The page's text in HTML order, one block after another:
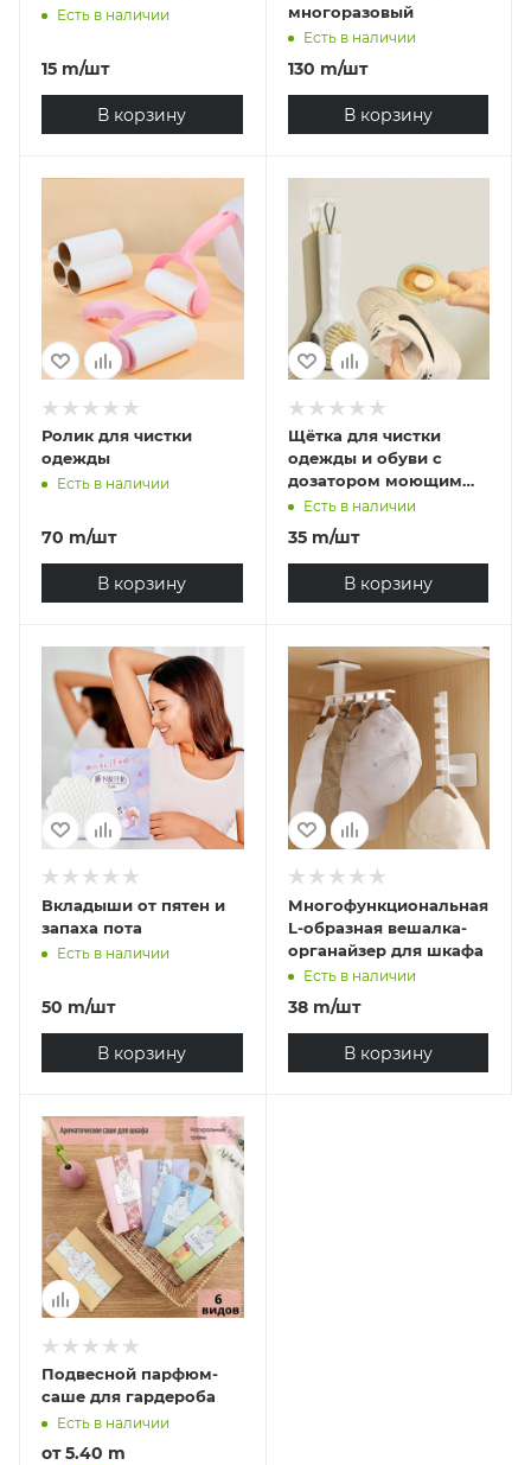
Есть в наличии
15 m/шт
В корзину
многоразовый
Есть в наличии
130 m/шт
В корзину
Ролик для чистки
одежды
Есть в наличии
70 m/шт
В корзину
Щётка для чистки
одежды и обуви с
дозатором моющим
средством
Есть в наличии
35m/шт
В корзину
Вкладыши от пятен и
запаха пота
Есть в наличии
50 m/шт
В корзину
Многофункциональная
L-образная вешалка-
органайзер для шкафа
Есть в наличии
38m/шт
В корзину
Подвесной парфюм-
саше для гардероба
Есть в наличии
от5.40 m